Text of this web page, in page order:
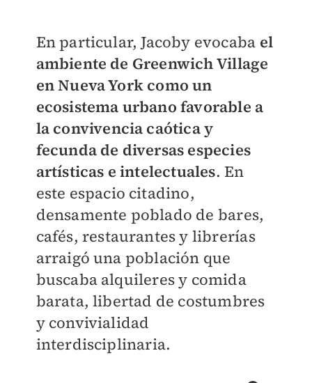
En particular, Jacoby evocaba el
ambiente de Greenwich Village
en Nueva York como un
ecosistema urbano favorable a
la convivencia caótica y
fecunda de diversas especies
artísticas e intelectuales. En
este espacio citadino,
densamente poblado de bares,
cafés, restaurantes y librerías
arraigó una población que
buscaba alquileres y comida
barata, libertad de costumbres
y convivialidad
interdisciplinaria.